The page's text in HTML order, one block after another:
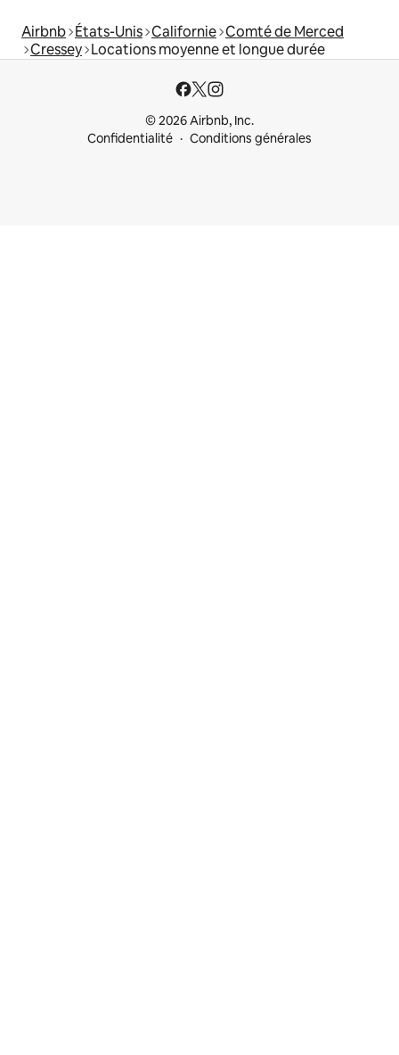
Airbnb États-Unis Californie Comté de Merced
Cressey Locations moyenne et longue durée
© 2026 Airbnb, Inc.
Confidentialité
Conditions générales